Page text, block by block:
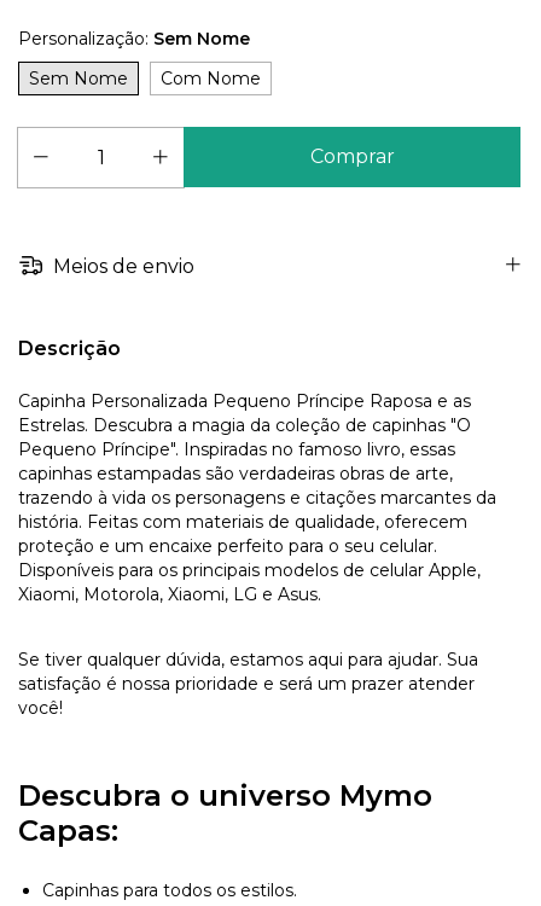
Personalização: Sem Nome
Sem Nome
Com Nome
Meios de envio
Descrição
Capinha Personalizada Pequeno Príncipe Raposa e as
Estrelas. Descubra a magia da coleção de capinhas "O
Pequeno Príncipe". Inspiradas no famoso livro, essas
capinhas estampadas são verdadeiras obras de arte,
trazendo à vida os personagens e citações marcantes da
história. Feitas com materiais de qualidade, oferecem
proteção e um encaixe perfeito para o seu celular.
Disponíveis para os principais modelos de celular Apple,
Xiaomi, Motorola, Xiaomi, LG e Asus.
Se tiver qualquer dúvida, estamos aqui para ajudar. Sua
satisfação é nossa prioridade e será um prazer atender
você!
Descubra o universo Mymo
Capas:
Capinhas para todos os estilos.